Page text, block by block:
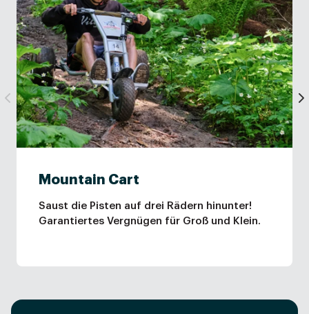
Mountain Cart
Saust die Pisten auf drei Rädern hinunter!
Garantiertes Vergnügen für Groß und Klein.